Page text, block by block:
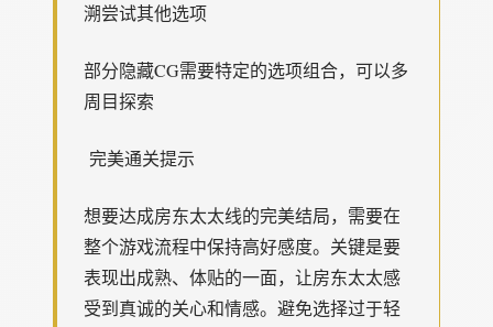
溯尝试其他选项
部分隐藏CG需要特定的选项组合，可以多
周目探索
完美通关提示
想要达成房东太太线的完美结局，需要在
整个游戏流程中保持高好感度。关键是要
表现出成熟、体贴的一面，让房东太太感
受到真诚的关心和情感。避免选择过于轻